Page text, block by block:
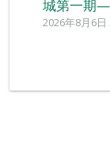
城第一期
2026年8月6日